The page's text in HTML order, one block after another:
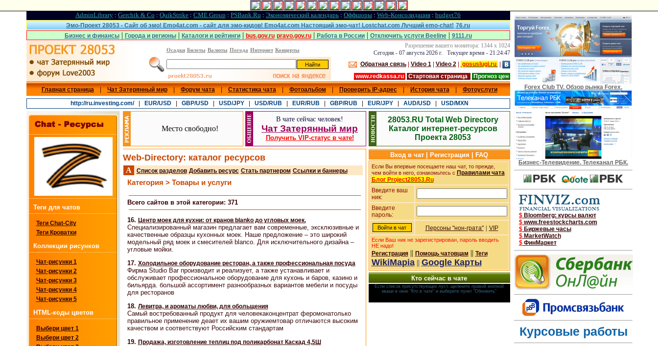
AdminLibrary : Gerchik & Co : QuikStrike : CME Group : PSBank.Ru : Экономический календарь : Оффшоры : Web-Консолидация : budget76
Эмо-Проект 28053 - Сайт об эмо! Emo4at.com - сайт для эмо-кидов! Emo4at.com Настоящий эмо-чат! Lostchat.com Лучший emo-chat! 76.ru
Бизнес и финансы| Города и регионы| Каталоги и рейтинги| bus.gov.ru pravo.gov.ru| Работа в России| Отключить услуги Beeline| 9111.ru
Осадки Билеты Валюты Погода Интернет Концерты
Разрешение вашего монитора: 1344 x 1024
Сегодня - 07 августа 2026 г. Текущее время - 21:24:48
Обратная связь| Video 1| Video 2| gosuslugi.ru
www.redkassa.ru
Стартовая страница
Прогноз цен
Главная страница| Чат Затерянный мир| Форум чата| Статистика чата| Фотоальбом Проверить IP-адрес| История чата| Фотоуслуги
http://ru.investing.com/| EUR/USD| GBP/USD| USD/JPY| USD/RUB EUR/RUB GBP/RUB EUR/JPY| AUD/USD| USD/MXN
Теги для чатов
Теги Chat-City
Теги Кроватки
Коллекции рисунков
Чат-рисунки 1
Чат-рисунки 2
Чат-рисунки 3
Чат-рисунки 4
Чат-рисунки 5
HTML-коды цветов
Выбери цвет 1
Выбери цвет 2
Место свободно!
В чате сейчас человек!
Чат Затерянный мир
Получить VIP-статус в чате!
Web-Directory: каталог ресурсов
A Список разделов Добавить ресурс Стать партнером Ссылки и баннеры
Категория > Товары и услуги
Всего сайтов в этой категории: 371
16. Центр моек для кухни: от кранов blanko до угловых моек.
Специализированный магазин предлагает вам современные, эксклюзивные и
качественные образцы кухонных моек. Наше предложение – это широкий
модельный ряд моек и смесителей blanco. Для исключительного дизайна –
угловые мойки.
17. Холодильное оборудование ресторан, а также профессиональная посуда
Фирма Studio Bar производит и реализует, а также устанавливает и
обслуживает профессиональное оборудование для кухонь и баров, казино и
бильярда. большой ассортимент разнообразных вариантов мебели и посуды
для ресторанов
18. Левитра, и ароматы любви, для обольщения
Самый востребованный продукт для человекаконцентрат феромонатолько
правильное применение деает их вашим оружиемтовар отличаются высоким
качеством и соответствуют Российским стандартам
19. Продажа, изготовление теплиц под поликарбонат Каскад 4,5Ш
28053.RU Total Web Directory
Каталог интернет-ресурсов
Проекта 28053
Вход в чат | Регистрация | FAQ
Если Вы впервые посещаете наш чат, то прежде,
чем войти в него, ознакомьтесь с Правилами чата
Блог Project28053.Ru
Введите ваш
ник:
Введите
пароль:
Персоны "нон-грата" | VIP
Если Ваш ник не зарегистрирован, пароль вводить
НЕ надо!
Регистрация|| Помощь чатовцам || Теги
WikiMapia|| Google Карты
Кто сейчас в чате
Если список присутствующих пуст, щелкните правой кнопкой
мыши в окне "Кто в чате" и выберите пункт "Обновить"
Forex Club TV. Обзор рынка Forex.
Бизнес-Телевидение. Телеканал РБК.
$Bloomberg: курсы валют
$www.freestockcharts.com
$Биржевые часы
$MarketWatch
$ФинМаркет
Курсовые работы